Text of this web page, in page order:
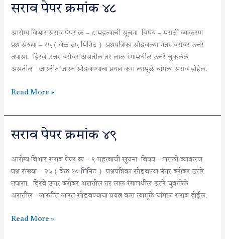
सराव पेपर क्रमांक ४८
आरोग्य विभार सराव पेपर क्र – ८ महत्वाची सूचना विषय – मराठी व्याकरण
प्रश्न संख्या – १५ ( वेळ ०५ मिनिट ) प्रश्नपत्रिका सोडवल्या नंतर बरोबर उत्तरे
तपासा. हिरवे उत्तर बरोबर असतील तर लाल रंगामधील उत्तरे चुकलेले
असतील जास्तीत जास्त सोडवण्याचा प्रयत्न करा त्यामूळे चांगला सराव होईल.
सराव
क्रमांक
४८
Read More »
सराव पेपर क्रमांक ४९
आरोग्य विभार सराव पेपर क्र – ९ महत्वाची सूचना विषय – मराठी व्याकरण
प्रश्न संख्या – २५ ( वेळ १० मिनिट ) प्रश्नपत्रिका सोडवल्या नंतर बरोबर उत्तरे
तपासा. हिरवे उत्तर बरोबर असतील तर लाल रंगामधील उत्तरे चुकलेले
असतील जास्तीत जास्त सोडवण्याचा प्रयत्न करा त्यामूळे चांगला सराव होईल.
सराव
क्रमांक
४९
Read More »